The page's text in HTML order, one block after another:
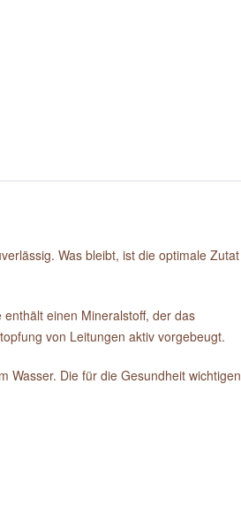
Was bleibt, ist die optimale Zutat
einen Mineralstoff, der das
von Leitungen aktiv vorgebeugt.
Wasser. Die für die Gesundheit wichtigen